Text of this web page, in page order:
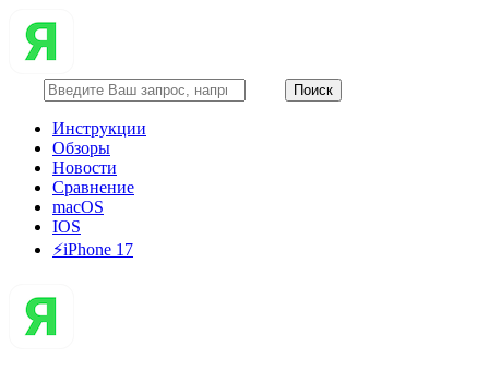
Инструкции
Обзоры
Новости
Сравнение
macOS
IOS
⚡️iPhone 17